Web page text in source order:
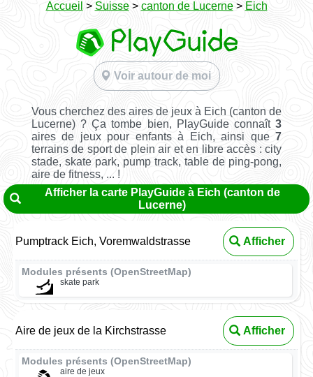
Accueil > Suisse> canton de Lucerne> Eich
Voir autour de moi
Vous cherchez des aires de jeux à Eich (canton de
Lucerne) ? Ça tombe bien, PlayGuide connaît3
aires de jeux pour enfants à Eich, ainsi que7
terrains de sport de plein air et en libre accès : city
stade, skate park, pump track, table de ping-pong,
aire de fitness, ... !
Afficher la carte PlayGuide à Eich (canton de
Lucerne)
Pumptrack Eich, Voremwaldstrasse Afficher
Modules présents (OpenStreetMap)
skate park
Aire de jeux de la Kirchstrasse Afficher
Modules présents (OpenStreetMap)
aire de jeux